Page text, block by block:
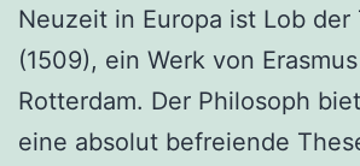
Neuzeit in Europa ist Lob der
(1509), ein Werk von
Rotterdam. Der Philosoph
eine absolut befreiende